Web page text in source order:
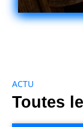
ACTU
Toutes